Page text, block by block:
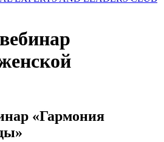
«Гармония